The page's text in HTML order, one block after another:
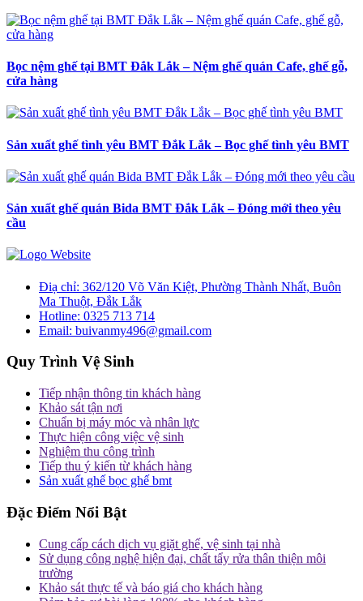
Bọc nệm ghế tại BMT Đắk Lắk – Nệm ghế quán Cafe, ghế gỗ,
cửa hàng
Sản xuất ghế tình yêu BMT Đắk Lắk – Bọc ghế tình yêu BMT
Sản xuất ghế quán Bida BMT Đắk Lắk – Đóng mới theo yêu
cầu
Điạ chỉ: 362/120 Võ Văn Kiệt, Phường Thành Nhất, Buôn
Ma Thuột, Đắk Lắk
Hotline: 0325 713 714
Email: buivanmy496@gmail.com
Quy Trình Vệ Sinh
Tiếp nhận thông tin khách hàng
Khảo sát tận nơi
Chuẩn bị máy móc và nhân lực
Thực hiện công việc vệ sinh
Nghiệm thu công trình
Tiếp thu ý kiến từ khách hàng
Sản xuất ghế bọc ghế bmt
Đặc Điểm Nổi Bật
Cung cấp cách dịch vụ giặt ghế, vệ sinh tại nhà
Sử dụng công nghệ hiện đại, chất tẩy rửa thân thiện môi
trường
Khảo sát thực tế và báo giá cho khách hàng